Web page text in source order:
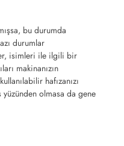
bu durumda
durumlar
isimleri ile ilgili bir
makinanızın
hafızanızı
yüzünden olmasa da gene